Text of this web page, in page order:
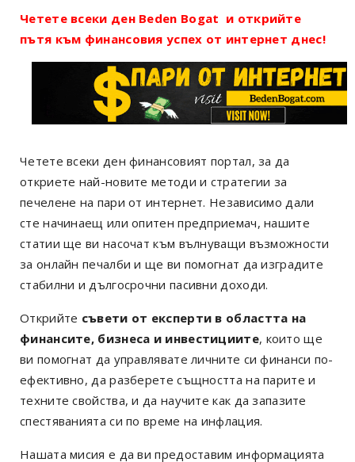
Четете всеки ден Beden Bogat и открийте
пътя към финансовия успех от интернет днес!
Четете всеки ден финансовият портал, за да
откриете най-новите методи и стратегии за
печелене на пари от интернет. Независимо дали
сте начинаещ или опитен предприемач, нашите
статии ще ви насочат към вълнуващи възможности
за онлайн печалби и ще ви помогнат да изградите
стабилни и дългосрочни пасивни доходи.
Открийте съвети от експерти в областта на
финансите, бизнеса и инвестициите, които ще
ви помогнат да управлявате личните си финанси по-
ефективно, да разберете същността на парите и
техните свойства, и да научите как да запазите
спестяванията си по време на инфлация.
Нашата мисия е да ви предоставим информацията